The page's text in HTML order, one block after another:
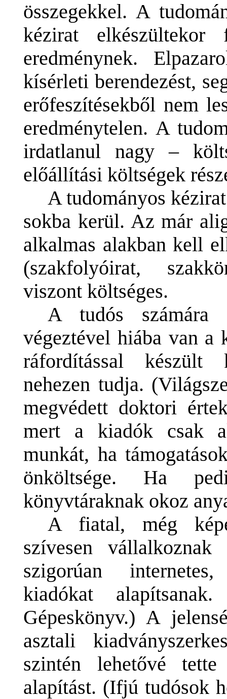
összegekkel. A
kézirat
eredménynek.
kísérleti berendezést,
erőfeszítésekből nem
eredménytelen. A
irdatlanul nagy –
előállítási költségek
A tudományos
sokba kerül. Az már
alkalmas alakban kell
(szakfolyóirat,
viszont költséges.
A tudós számára
végeztével hiába van a
ráfordítással készült
nehezen tudja.
megvédett doktori
mert a kiadók csak
munkát, ha
önköltsége. Ha
könyvtáraknak okoz
A fiatal, még
szívesen
szigorúan
kiadókat
Gépeskönyv.) A
asztali
szintén lehetővé
alapítást. (Ifjú tudósok